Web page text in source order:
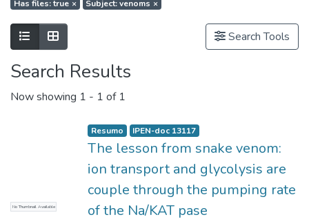
Has files: true × Subject: venoms ×
Search Tools
Search Results
Now showing 1 - 1 of 1
No Thumbnail Available
Resumo IPEN-doc 13117
The lesson from snake venom:
ion transport and glycolysis are
couple through the pumping rate
of the Na/KAT pase